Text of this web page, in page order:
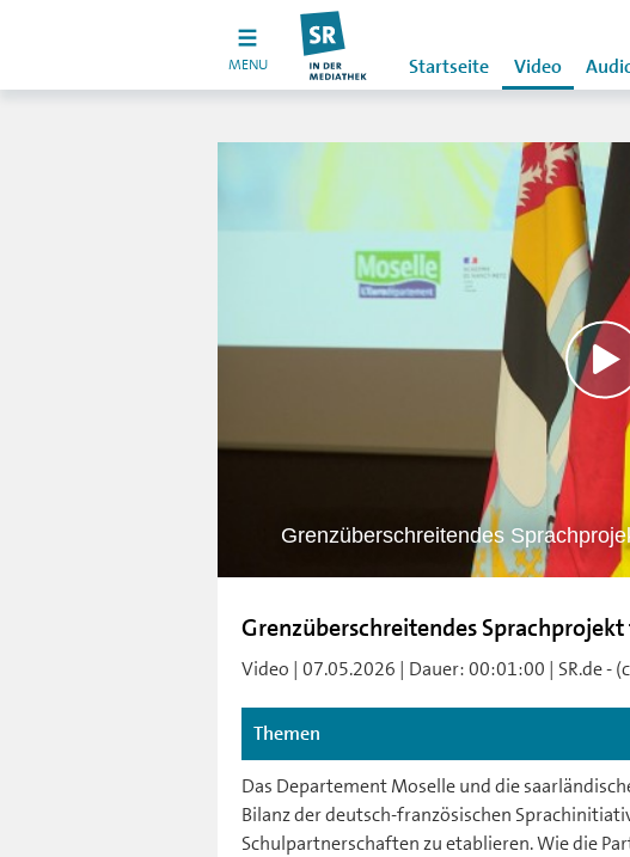
MENU Startseite Video
Grenzüberschreitendes
Grenzüberschreitendes
Video | 07.05.2026 | Dauer: 00:01:00 | SR.de -
Themen
Das Departement Moselle und die
Bilanz der deutsch-französischen
Schulpartnerschaften zu etablieren. Wie die